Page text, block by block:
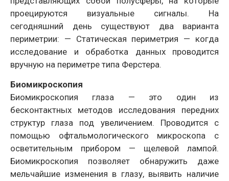
проецируются визуальные сигналы. На
сегодняшний день существуют два варианта
периметрии: — Статическая периметрия — когда
исследование и обработка данных проводится
вручную на периметре типа Ферстера.
Биомикроскопия
Биомикроскопия глаза — это один из
бесконтактных методов исследования передних
структур глаза под увеличением. Проводится с
помощью офтальмологического микроскопа с
осветительным прибором — щелевой лампой.
Биомикроскопия позволяет обнаружить даже
мельчайшие изменения в глазу, выявить наличие